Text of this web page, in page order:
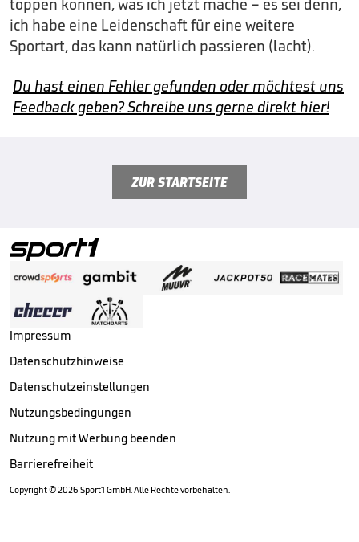
toppen können, was ich jetzt mache – es sei denn,
ich habe eine Leidenschaft für eine weitere
Sportart, das kann natürlich passieren (lacht).
Du hast einen Fehler gefunden oder möchtest uns
Feedback geben? Schreibe uns gerne direkt hier!
ZUR STARTSEITE
Impressum
Datenschutzhinweise
Datenschutzeinstellungen
Nutzungsbedingungen
Nutzung mit Werbung beenden
Barrierefreiheit
Copyright ©2026 Sport1 GmbH. Alle Rechte vorbehalten.